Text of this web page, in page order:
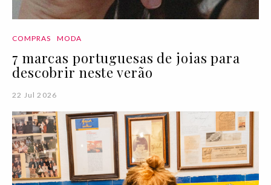
COMPRAS MODA
7 marcas portuguesas de joias para
descobrir neste verão
22 Jul 2026